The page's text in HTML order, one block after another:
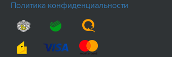
Политика конфиденциальности